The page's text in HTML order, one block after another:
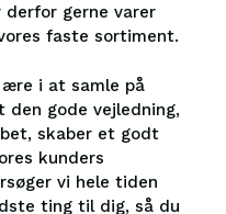
gerne varer
faste sortiment.
i at samle på
gode vejledning,
skaber et godt
kunders
vi hele tiden
ting til dig, så du